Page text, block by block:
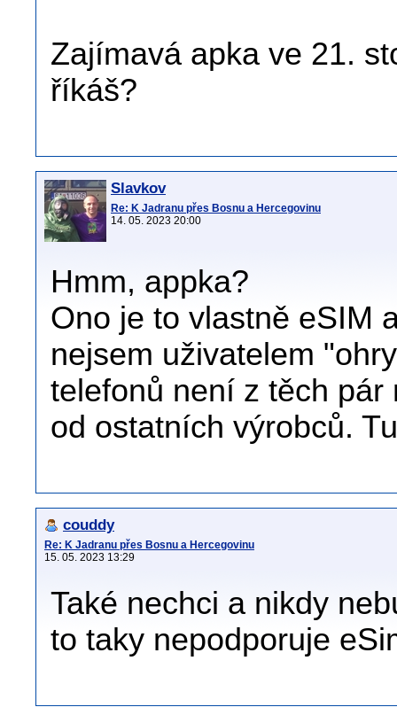
Zajímavá apka ve 21.
říkáš?
Slavkov
Re: K Jadranu přes Bosnu a Hercegovinu
14. 05. 2023 20:00
Hmm, appka?
Ono je to vlastně eSIM
nejsem uživatelem
telefonů není z těch
od ostatních výrobců.
couddy
Re: K Jadranu přes Bosnu a Hercegovinu
15. 05. 2023 13:29
Také nechci a nikdy
to taky nepodporuje